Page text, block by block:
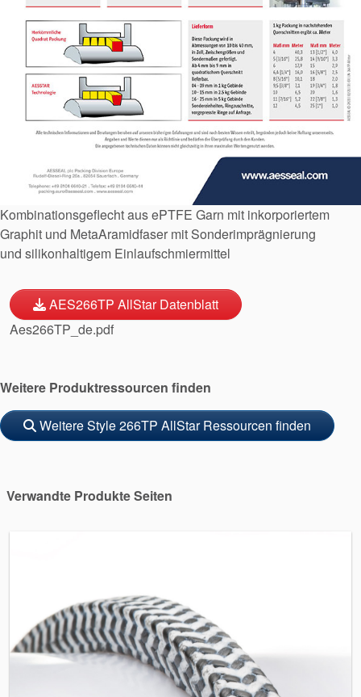
Zertifizierungen und
Standards
Kontaktieren Sie uns
Standorte
Neuigkeiten
Nachhaltigkeit
Akademie
Produktbroschüren
Video
Kombinationsgeflecht aus ePTFE Garn mit inkorporiertem
Graphit und MetaAramidfaser mit Sonderimprägnierung
und silikonhaltigem Einlaufschmiermittel
AES266TP AllStar Datenblatt
Aes266TP_de.pdf
Weitere Produktressourcen finden
Weitere Style 266TP AllStar Ressourcen finden
Verwandte Produkte Seiten